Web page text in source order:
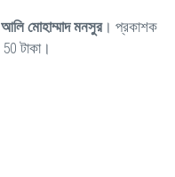
আলি মোহাম্মাদ মনসুর। প্রকাশক
টাকা।